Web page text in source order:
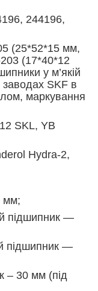
244196,
(25*52*15 мм,
(17*40*12
у м’якій
заводах SKF в
маркування
SKL, YB
Hydra-2,
мм;
підшипник —
підшипник —
– 30 мм (під